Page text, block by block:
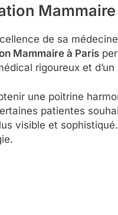
Mammaire
de sa
Mammaire à Paris
rigoureux et
une poitrine
patientes
visible et